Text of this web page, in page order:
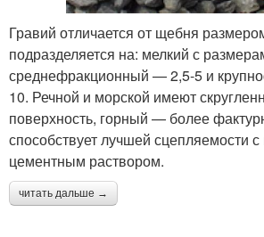
Гравий отличается от щебня
подразделяется на: мелкий с
среднефракционный — 2,5-5 и
10. Речной и морской имеют
поверхность, горный — более
способствует лучшей сцепляемости
цементным раствором.
читать дальше →